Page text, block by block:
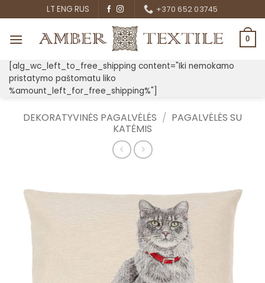
to
content
LT ENG RUS +370 652 03745
0
[alg_wc_left_to_free_shipping content="Iki nemokamo
pristatymo paštomatu liko
%amount_left_for_free_shipping%"]
DEKORATYVINĖS PAGALVĖLĖS / PAGALVĖLĖS SU
KATĖMIS